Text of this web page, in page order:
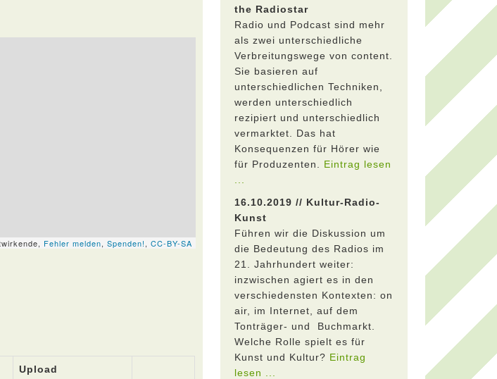
Upload
the Radiostar
Radio und Podcast sind mehr
als zwei unterschiedliche
Verbreitungswege von content.
Sie basieren auf
unterschiedlichen Techniken,
werden unterschiedlich
rezipiert und unterschiedlich
vermarktet. Das hat
Konsequenzen für Hörer wie
für Produzenten. Eintrag lesen
16.10.2019 // Kultur-Radio-
Kunst
Führen wir die Diskussion um
die Bedeutung des Radios im
21. Jahrhundert weiter:
inzwischen agiert es in den
verschiedensten Kontexten: on
air, im Internet, auf dem
Tonträger- und Buchmarkt.
Welche Rolle spielt es für
Kunst und Kultur? Eintrag
lesen ...